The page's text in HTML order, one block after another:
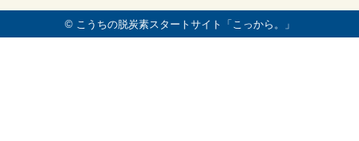
© こうちの脱炭素スタートサイト「こっから。」